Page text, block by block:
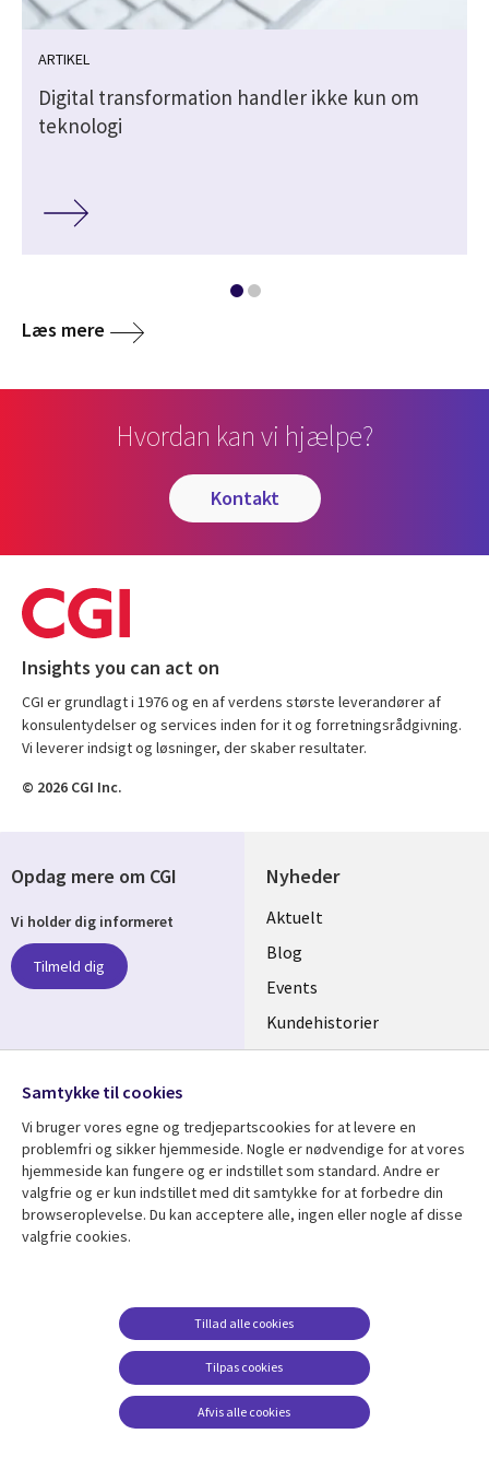
ARTIKEL
Digital transformation handler ikke kun om
teknologi
Læs mere
Hvordan kan vi hjælpe?
kontakt
Insights you can act on
CGI er grundlagt i 1976 og en af verdens største leverandører af
konsulentydelser og services inden for it og forretningsrådgivning.
Vi leverer indsigt og løsninger, der skaber resultater.
© 2026 CGI Inc.
Nyheder
Useful
links
DENMARK
Aktuelt
Blog
Events
Kundehistorier
Videoer
Se mere
Library
DENMARK
Artikler
Kundehistorier
Support
Accessibility
Suppliers
Change consent
Opdag mere om CGI
Vi holder dig informeret
Tilmeld dig
Media
DENMARK
Samtykke til cookies
Vi bruger vores egne og tredjepartscookies for at levere en
problemfri og sikker hjemmeside. Nogle er nødvendige for at vores
hjemmeside kan fungere og er indstillet som standard. Andre er
valgfrie og er kun indstillet med dit samtykke for at forbedre din
browseroplevelse. Du kan acceptere alle, ingen eller nogle af disse
valgfrie cookies.
Tilpas cookies
Tillad alle cookies
Afvis alle cookies